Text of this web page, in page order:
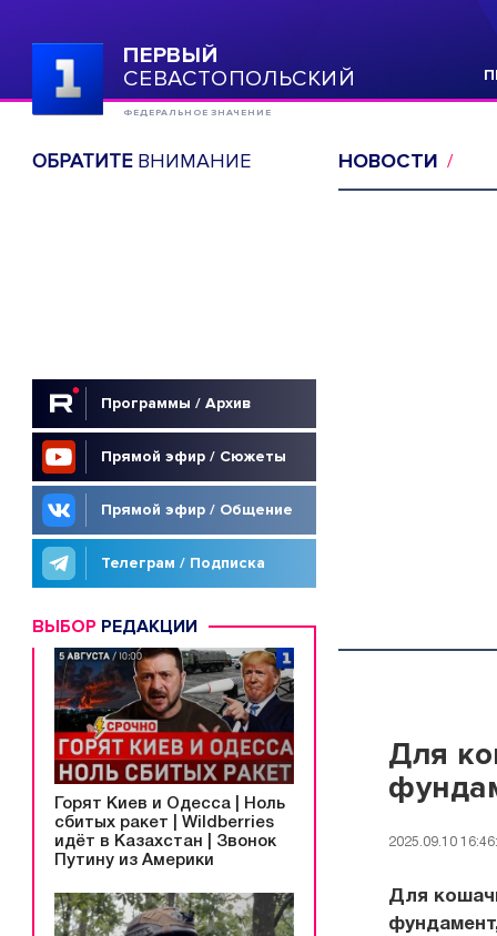
ПЕРВЫЙ
СЕВАСТОПОЛЬСКИЙ
ФЕДЕРАЛЬНОЕ ЗНАЧЕНИЕ
ОБРАТИТЕВНИМАНИЕ
Программы / Архив
Прямой эфир / Сюжеты
Прямой эфир / Общение
Телеграм / Подписка
ВЫБОР РЕДАКЦИИ
Горят Киев и Одесса | Ноль
сбитых ракет | Wildberries
идёт в Казахстан | Звонок
Путину из Америки
НОВОСТИ
Для
2025.09.10
Для